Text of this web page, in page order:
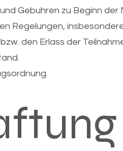
Gebuhren zu Beginn der
Regelungen,
den Erlass der